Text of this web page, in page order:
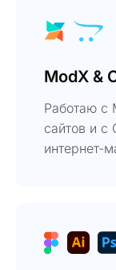
ModX &
Работаю с
сайтов и с
интернет-